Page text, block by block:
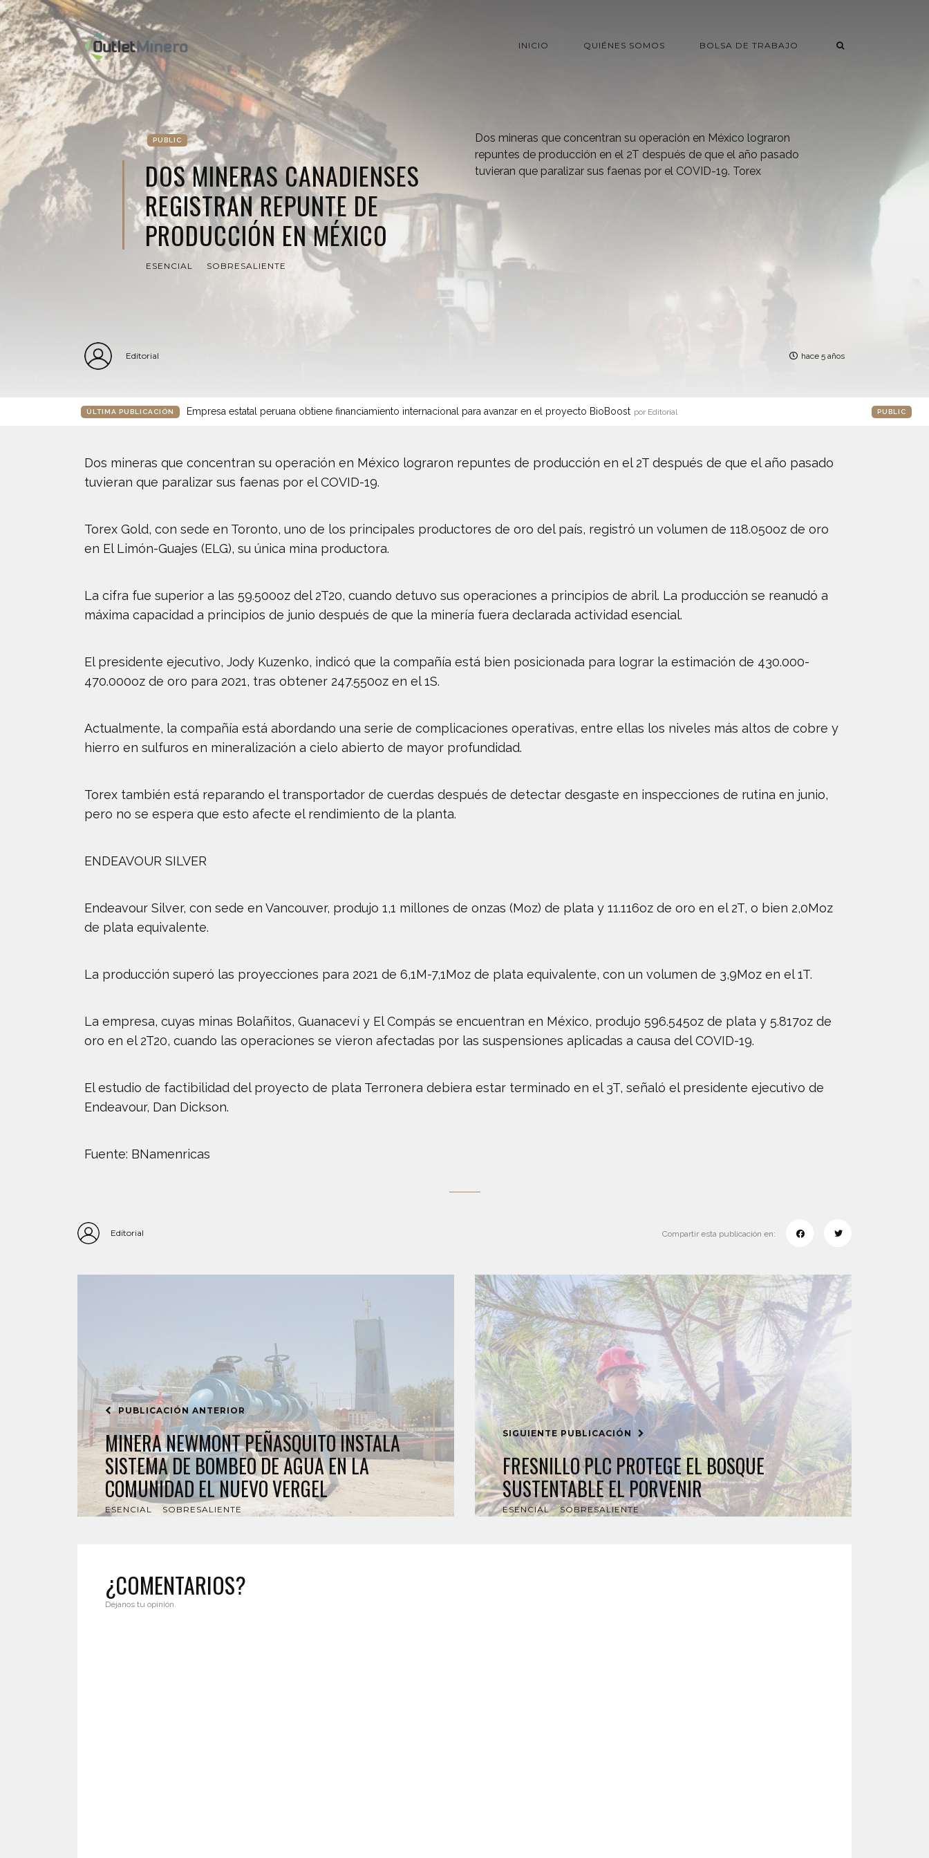
INICIO QUIÉNES SOMOS BOLSA DE TRABAJO
PUBLIC
DOS MINERAS CANADIENSES
REGISTRAN REPUNTE DE
PRODUCCIÓN EN MÉXICO
ESENCIAL SOBRESALIENTE
Dos mineras que concentran su operación en México lograron
repuntes de producción en el 2T después de que el año pasado
tuvieran que paralizar sus faenas por el COVID-19. Torex
Editorial hace 5 años
ÚLTIMA PUBLICACIÓN Empresa estatal peruana obtiene financiamiento internacional para avanzar en el proyecto BioBoost por Editorial PUBLIC
Dos mineras que concentran su operación en México lograron repuntes de producción en el 2T después de que el año pasado
tuvieran que paralizar sus faenas por el COVID-19.
Torex Gold, con sede en Toronto, uno de los principales productores de oro del país, registró un volumen de 118.050oz de oro
en El Limón-Guajes (ELG), su única mina productora.
La cifra fue superior a las 59.500oz del 2T20, cuando detuvo sus operaciones a principios de abril. La producción se reanudó a
máxima capacidad a principios de junio después de que la minería fuera declarada actividad esencial.
El presidente ejecutivo, Jody Kuzenko, indicó que la compañía está bien posicionada para lograr la estimación de 430.000-
470.000oz de oro para 2021, tras obtener 247.550oz en el 1S.
Actualmente, la compañía está abordando una serie de complicaciones operativas, entre ellas los niveles más altos de cobre y
hierro en sulfuros en mineralización a cielo abierto de mayor profundidad.
Torex también está reparando el transportador de cuerdas después de detectar desgaste en inspecciones de rutina en junio,
pero no se espera que esto afecte el rendimiento de la planta.
ENDEAVOUR SILVER
Endeavour Silver, con sede en Vancouver, produjo 1,1 millones de onzas (Moz) de plata y 11.116oz de oro en el 2T, o bien 2,0Moz
de plata equivalente.
La producción superó las proyecciones para 2021 de 6,1M-7,1Moz de plata equivalente, con un volumen de 3,9Moz en el 1T.
La empresa, cuyas minas Bolañitos, Guanaceví y El Compás se encuentran en México, produjo 596.545oz de plata y 5.817oz de
oro en el 2T20, cuando las operaciones se vieron afectadas por las suspensiones aplicadas a causa del COVID-19.
El estudio de factibilidad del proyecto de plata Terronera debiera estar terminado en el 3T, señaló el presidente ejecutivo de
Endeavour, Dan Dickson.
Fuente: BNamenricas
Editorial Compartir esta publicación en:
PUBLICACIÓN ANTERIOR
MINERA NEWMONT PEÑASQUITO INSTALA
SISTEMA DE BOMBEO DE AGUA EN LA
COMUNIDAD EL NUEVO VERGEL
ESENCIAL SOBRESALIENTE
SIGUIENTE PUBLICACIÓN
FRESNILLO PLC PROTEGE EL BOSQUE
SUSTENTABLE EL PORVENIR
ESENCIAL SOBRESALIENTE
¿COMENTARIOS?
Déjanos tu opinión.